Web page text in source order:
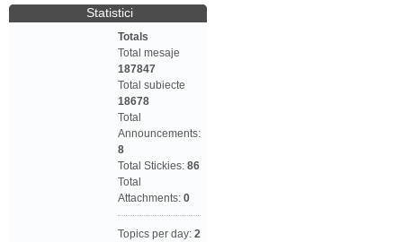
Statistici
Totals
Total mesaje
187847
Total subiecte
18678
Total
Announcements:
8
Total Stickies: 86
Total
Attachments: 0
Topics per day: 2